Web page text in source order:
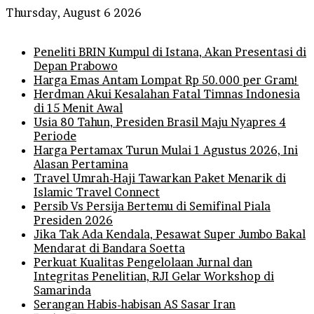
Thursday, August 6 2026
Peneliti BRIN Kumpul di Istana, Akan Presentasi di
Depan Prabowo
Harga Emas Antam Lompat Rp 50.000 per Gram!
Herdman Akui Kesalahan Fatal Timnas Indonesia
di 15 Menit Awal
Usia 80 Tahun, Presiden Brasil Maju Nyapres 4
Periode
Harga Pertamax Turun Mulai 1 Agustus 2026, Ini
Alasan Pertamina
Travel Umrah-Haji Tawarkan Paket Menarik di
Islamic Travel Connect
Persib Vs Persija Bertemu di Semifinal Piala
Presiden 2026
Jika Tak Ada Kendala, Pesawat Super Jumbo Bakal
Mendarat di Bandara Soetta
Perkuat Kualitas Pengelolaan Jurnal dan
Integritas Penelitian, RJI Gelar Workshop di
Samarinda
Serangan Habis-habisan AS Sasar Iran